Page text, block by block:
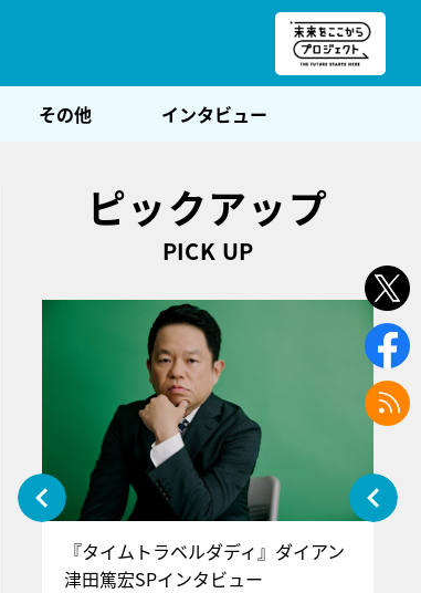
その他 インタビュー
ピックアップ
PICK UP
『タイムトラベルダディ』ダイアン
津田篤宏SPインタビュー